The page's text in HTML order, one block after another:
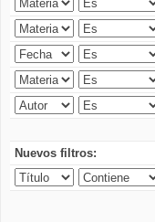
Nuevos filtros: